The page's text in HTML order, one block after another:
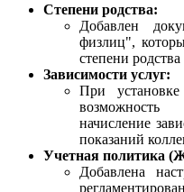
Степени родства:
Добавлен
физлиц",
степени
Зависимости услуг:
При установке
возможность
начисление
показаний
Учетная политика
Добавлена